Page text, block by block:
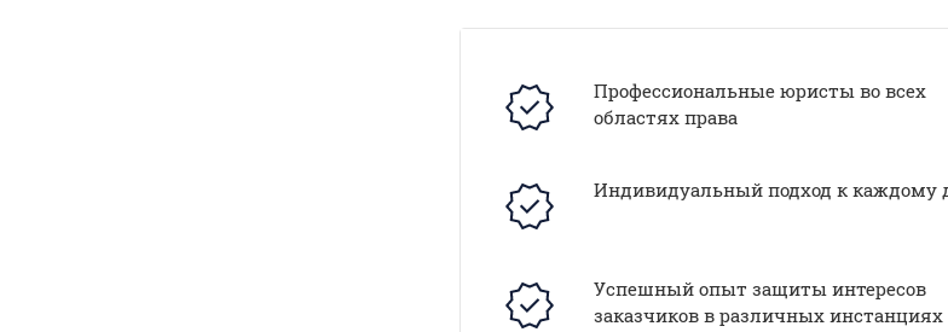
Профессиональные юристы во всех
областях права
Индивидуальный подход к каждому
Успешный опыт защиты интересов
заказчиков в различных инстанциях